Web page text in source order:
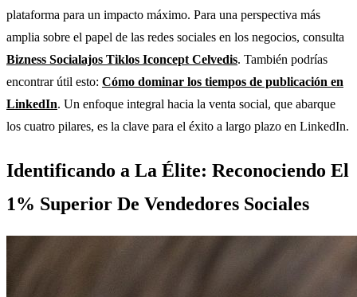
plataforma para un impacto máximo. Para una perspectiva más
amplia sobre el papel de las redes sociales en los negocios, consulta
Bizness Socialajos Tiklos Iconcept Celvedis. También podrías
encontrar útil esto: Cómo dominar los tiempos de publicación en
LinkedIn. Un enfoque integral hacia la venta social, que abarque
los cuatro pilares, es la clave para el éxito a largo plazo en LinkedIn.
Identificando a La Élite: Reconociendo El
1% Superior De Vendedores Sociales